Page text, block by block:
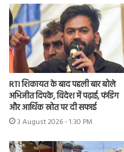
RTI शिकायत के बाद पहली बार बोले
अभिजीत दिपके, विदेश में पढ़ाई, फंडिंग
और आर्थिक स्रोत पर दी सफाई
3 August 2026 - 1:30 PM